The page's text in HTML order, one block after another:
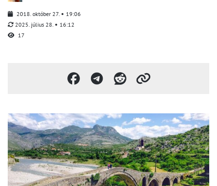
2018. október 27.
19:06
2025. július 28.
16:12
17